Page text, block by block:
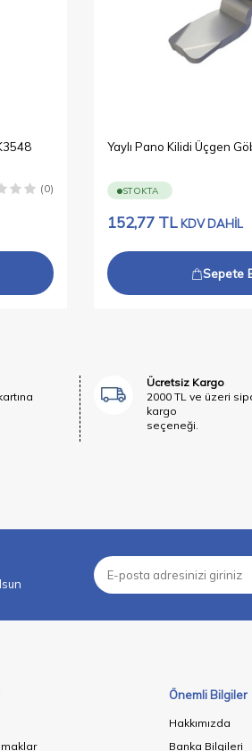
(0)
Yaylı Pano Kilidi Üçgen
STOKTA
152,77 TL KDV DAHİL
Sepete
Ücretsiz Kargo
2000 TL ve üzeri
kargo
seçeneği.
Önemli Bilgiler
Hakkımızda
Banka Bilgileri